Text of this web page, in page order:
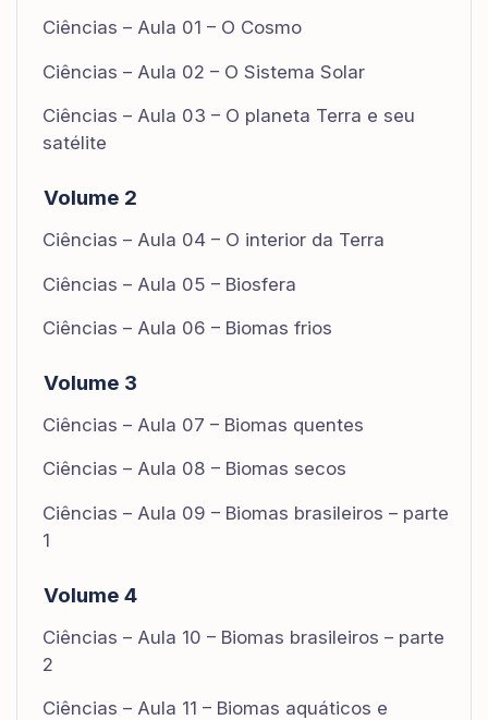
Ciências – Aula 01 – O Cosmo
Ciências – Aula 02 – O Sistema Solar
Ciências – Aula 03 – O planeta Terra e seu
satélite
Volume 2
Ciências – Aula 04 – O interior da Terra
Ciências – Aula 05 – Biosfera
Ciências – Aula 06 – Biomas frios
Volume 3
Ciências – Aula 07 – Biomas quentes
Ciências – Aula 08 – Biomas secos
Ciências – Aula 09 – Biomas brasileiros – parte
1
Volume 4
Ciências – Aula 10 – Biomas brasileiros – parte
2
Ciências – Aula 11 – Biomas aquáticos e